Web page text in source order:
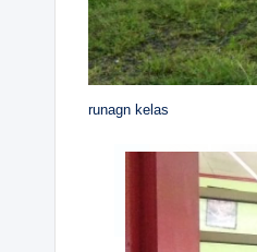
runagn kelas